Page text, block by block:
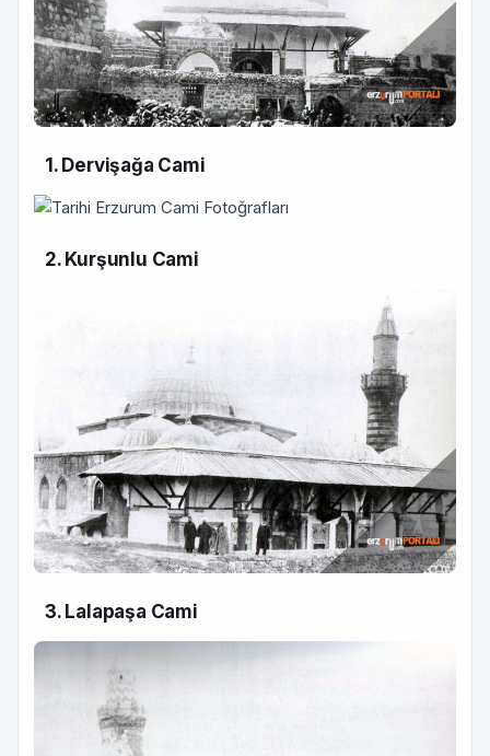
1. Dervişağa Cami
2. Kurşunlu Cami
3. Lalapaşa Cami